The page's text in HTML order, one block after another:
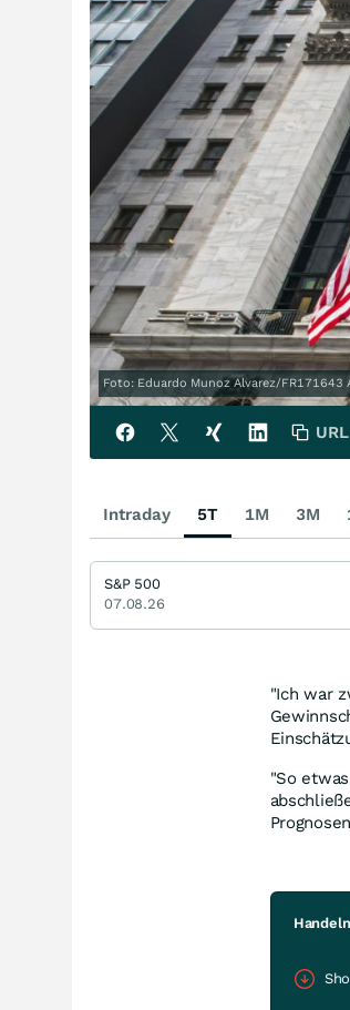
Foto: Eduardo Munoz Alvarez/FR171643
"Ich war
"So
Intraday 5T 1M 3M
S&P 500
07.08.26